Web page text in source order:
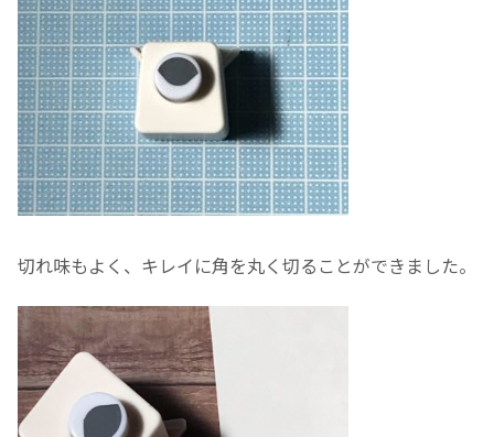
切れ味もよく、キレイに角を丸く切ることができました。